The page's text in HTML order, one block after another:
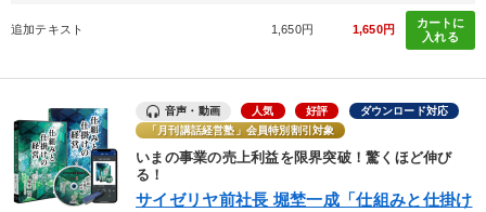
追加テキスト 1,650円 1,650円
カートに
入れる
音声・動画 人気 好評
ダウンロード対応
「月刊講話経営塾」会員特別割引対象
いまの事業の売上利益を限界突破！驚くほど伸び
る！
サイゼリヤ前社長 堀埜一成「仕組みと仕掛け